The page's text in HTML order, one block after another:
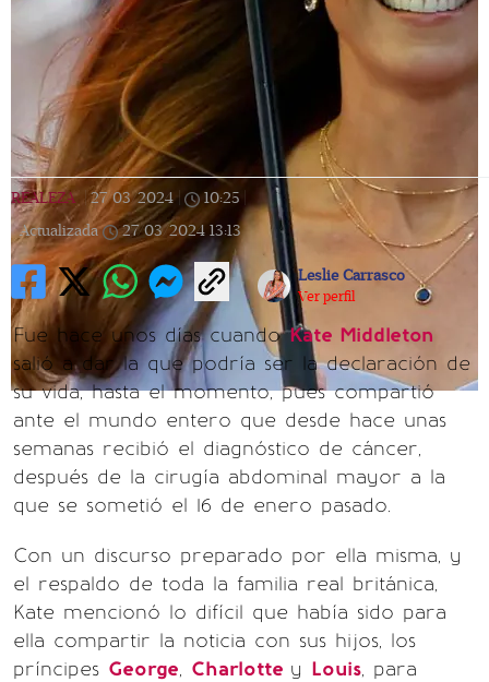
REALEZA 27/03/2024 10:25
Actualizada
27/03/2024 13:13
Leslie Carrasco
Ver perfil
Fue hace unos días cuandoKate Middleton
salió a dar la que podría ser la declaración de
su vida, hasta el momento, pues compartió
ante el mundo entero que desde hace unas
semanas recibió el diagnóstico de cáncer,
después de la cirugía abdominal mayor a la
que se sometió el 16 de enero pasado.
Con un discurso preparado por ella misma, y
el respaldo de toda la familia real británica,
Kate mencionó lo difícil que había sido para
ella compartir la noticia con sus hijos, los
príncipes George, Charlotte y Louis, para